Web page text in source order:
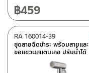
฿459
ชุดสายฉีดชำระ พร้อมสายและ
ขอแขวนสแตนเลส ปรับน้ำได้
RA 160014-39